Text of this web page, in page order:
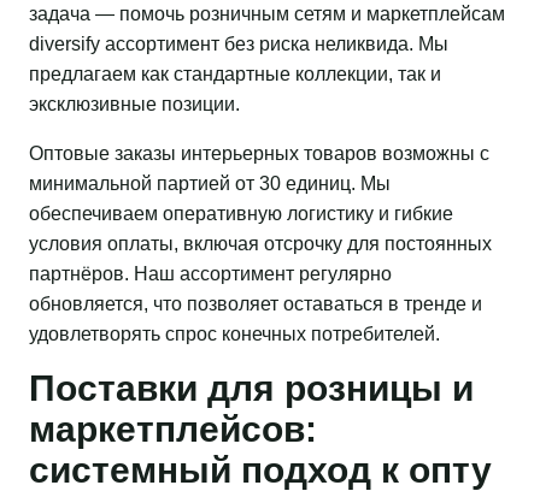
задача — помочь розничным сетям и маркетплейсам
diversify ассортимент без риска неликвида. Мы
предлагаем как стандартные коллекции, так и
эксклюзивные позиции.
Оптовые заказы интерьерных товаров возможны с
минимальной партией от 30 единиц. Мы
обеспечиваем оперативную логистику и гибкие
условия оплаты, включая отсрочку для постоянных
партнёров. Наш ассортимент регулярно
обновляется, что позволяет оставаться в тренде и
удовлетворять спрос конечных потребителей.
Поставки для розницы и
маркетплейсов:
системный подход к опту